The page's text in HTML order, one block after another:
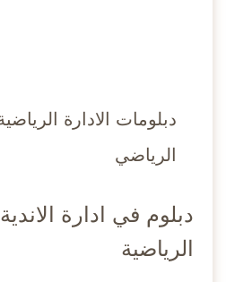
دبلومات الادارة
الرياضي
دبلوم في ادارة
الرياضية